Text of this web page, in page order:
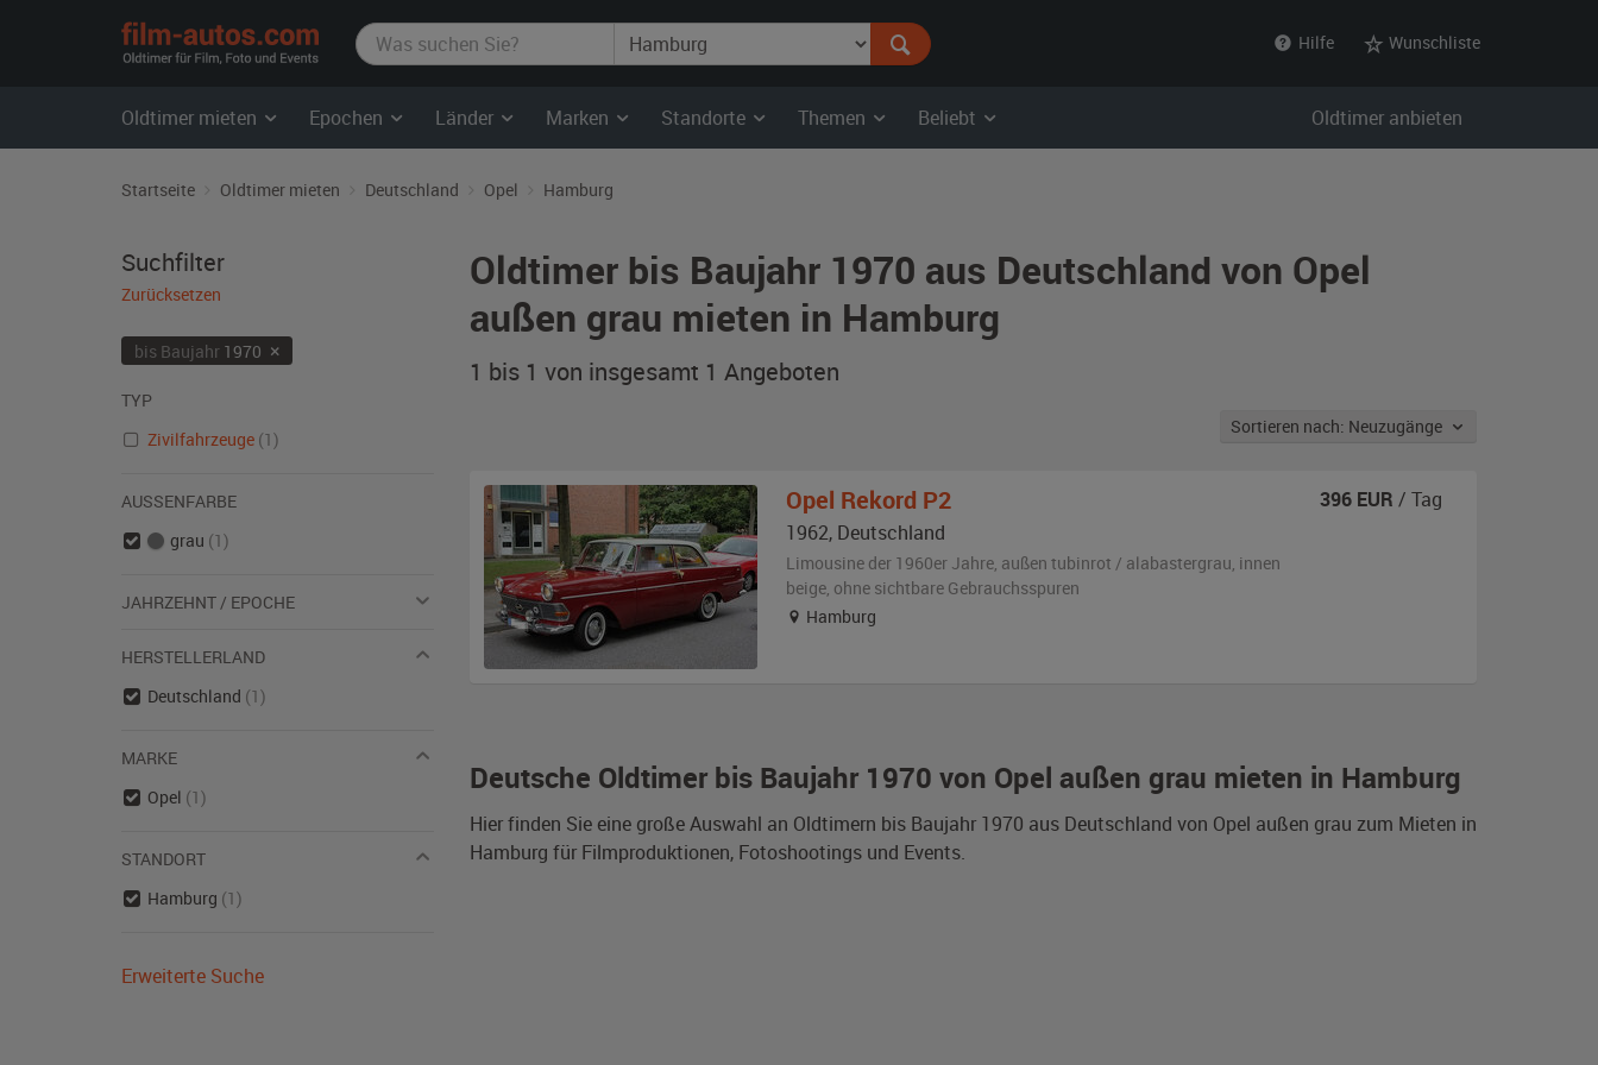
film-
autos.com
Hilfe Wunschliste
Oldtimer mieten Epochen Länder Marken Standorte Themen Beliebt Oldtimer anbieten
Startseite Oldtimer mieten Deutschland Opel Hamburg
Oldtimer bis Baujahr 1970 aus Deutschland von Opel
außen grau mieten in Hamburg
1 bis 1 von insgesamt 1 Angeboten
Sortieren nach: Neuzugänge
Deutsche Oldtimer bis Baujahr 1970 von Opel außen grau mieten in Hamburg
Hier finden Sie eine große Auswahl an Oldtimern bis Baujahr 1970 aus Deutschland von Opel außen grau zum Mieten in
Hamburg für Filmproduktionen, Fotoshootings und Events.
Opel Rekord P2
1962, Deutschland
Limousine der 1960er Jahre, außen tubinrot / alabastergrau, innen
beige, ohne sichtbare Gebrauchsspuren
Hamburg
396 EUR / Tag
Suchfilter
Zurücksetzen
bis Baujahr1970 ×
TYP
Zivilfahrzeuge (1)
AUSSENFARBE
grau (1)
JAHRZEHNT / EPOCHE
HERSTELLERLAND
Deutschland (1)
MARKE
Opel (1)
STANDORT
Hamburg (1)
Erweiterte Suche